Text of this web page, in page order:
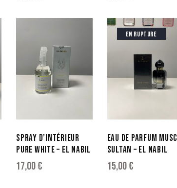
SPRAY D’INTÉRIEUR
PURE WHITE – EL NABIL
17,00€
EN RUPTURE
EAU DE PARFUM MUSC
SULTAN – EL NABIL
15,00€